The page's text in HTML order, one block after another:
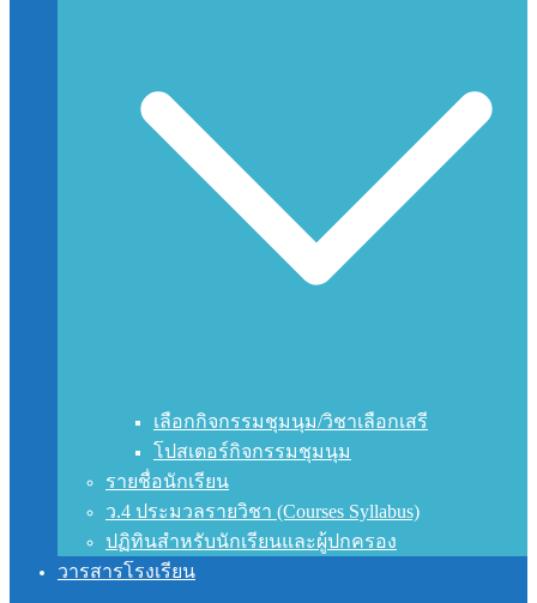
เลือกกิจกรรมชุมนุม/วิชาเลือกเสรี
โปสเตอร์กิจกรรมชุมนุม
รายชื่อนักเรียน
ว.4 ประมวลรายวิชา (Courses Syllabus)
ปฏิทินสำหรับนักเรียนและผู้ปกครอง
วารสารโรงเรียน